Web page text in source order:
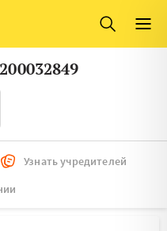
Литва
Узнать учредителей